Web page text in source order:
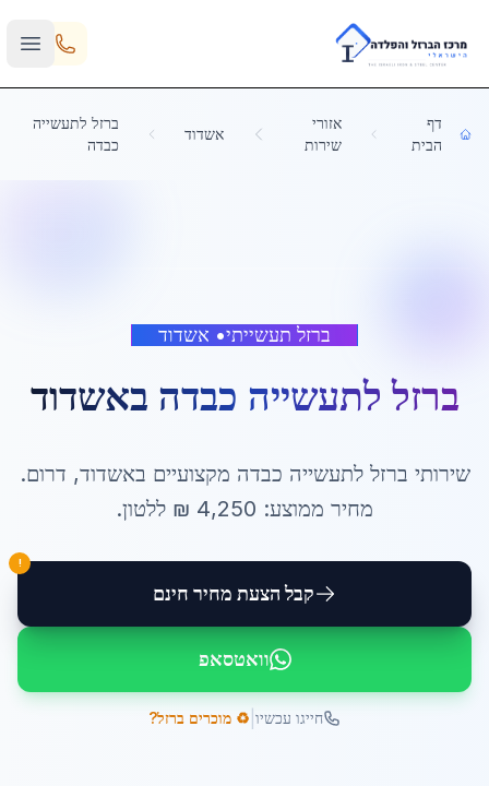
Skip to main content
דף
הבית
אזורי
שירות
אשדוד
ברזל לתעשייה
כבדה
ברזל תעשייתי• אשדוד
ברזל לתעשייה כבדה באשדוד
שירותי ברזל לתעשייה כבדה מקצועיים באשדוד, דרום.
מחיר ממוצע: 4,250 ₪ ללטון.
קבל הצעת מחיר חינם
!
וואטסאפ
חייגו עכשיו ♻️ מוכרים ברזל?